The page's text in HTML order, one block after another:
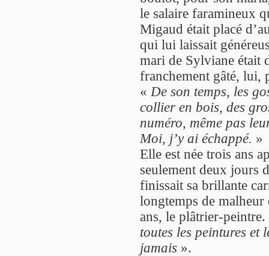
le salaire faramineux
Migaud était placé
qui lui laissait
mari de Sylviane était
franchement gâté, lui,
« De son temps, les
collier en bois, des
numéro, même pas
Moi, j’y ai échappé. »
Elle est née trois ans
seulement deux jours
finissait sa brillante
longtemps de
ans, le plâtrier-
toutes les peintures
jamais ».